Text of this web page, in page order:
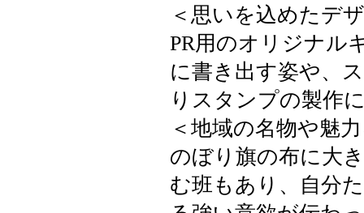
＜思いを込めたデ
PR用のオリジナル
に書き出す姿や、
りスタンプの製作
＜地域の名物や魅
のぼり旗の布に大
む班もあり、自分